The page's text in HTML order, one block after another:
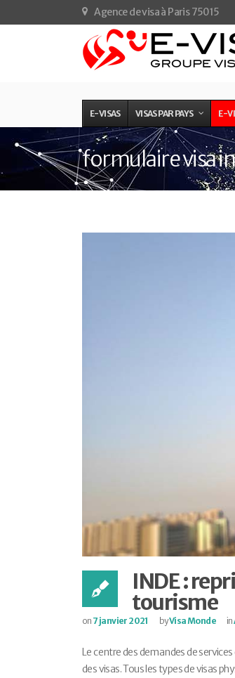
Agence de visa à Paris 75015
E-VISAS VISAS PAR PAYS E-
formulaire visa
INDE :
tourisme
on 7 janvier 2021 byVisa Monde in
Le centre des demandes de
des visas. Tous les types de visas